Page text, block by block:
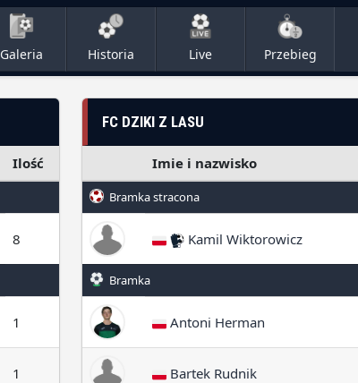
Galeria Historia Live Przebieg
Ilość
8
1
1
FC DZIKI Z LASU
Imie i nazwisko
Bramka stracona
Kamil Wiktorowicz
Bramka
Antoni Herman
Bartek Rudnik